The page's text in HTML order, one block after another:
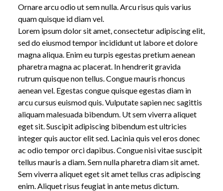
Ornare arcu odio ut sem nulla. Arcu risus quis varius
quam quisque id diam vel.
Lorem ipsum dolor sit amet, consectetur adipiscing elit,
sed do eiusmod tempor incididunt ut labore et dolore
magna aliqua. Enim eu turpis egestas pretium aenean
pharetra magna ac placerat. In hendrerit gravida
rutrum quisque non tellus. Congue mauris rhoncus
aenean vel. Egestas congue quisque egestas diam in
arcu cursus euismod quis. Vulputate sapien nec sagittis
aliquam malesuada bibendum. Ut sem viverra aliquet
eget sit. Suscipit adipiscing bibendum est ultricies
integer quis auctor elit sed. Lacinia quis vel eros donec
ac odio tempor orci dapibus. Congue nisi vitae suscipit
tellus mauris a diam. Sem nulla pharetra diam sit amet.
Sem viverra aliquet eget sit amet tellus cras adipiscing
enim. Aliquet risus feugiat in ante metus dictum.